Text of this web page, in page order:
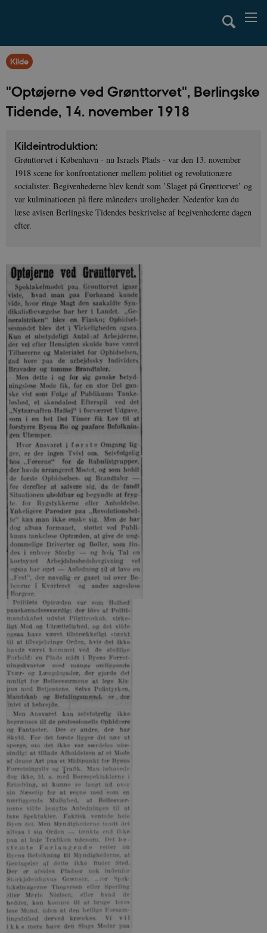
Kilde
"Optøjerne ved Grønttorvet", Berlingske
Tidende, 14. november 1918
Kildeintroduktion:
Grønttorvet i København - nu Israels Plads - var den 13. november
1918 scene for konfrontationer mellem politiet og revolutionære
socialister. Begivenhederne blev kendt som ’Slaget på Grønttorvet’ og
var kulminationen på flere måneders uroligheder. Nedenfor kan du
læse avisen Berlingske Tidendes beskrivelse af begivenhederne dagen
efter.